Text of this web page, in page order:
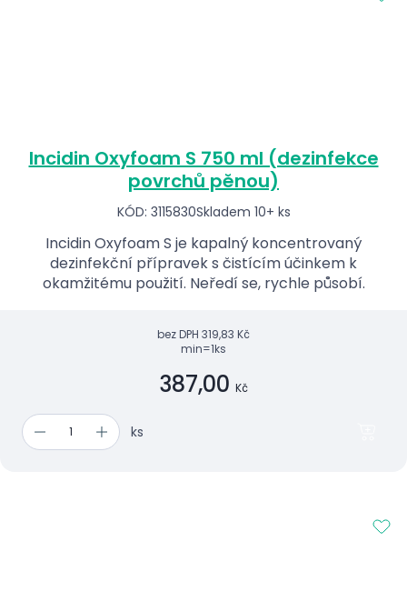
Incidin Oxyfoam S 750 ml (dezinfekce
povrchů pěnou)
KÓD: 3115830Skladem 10+ ks
Incidin Oxyfoam S je kapalný koncentrovaný
dezinfekční přípravek s čistícím účinkem k
okamžitému použití. Neředí se, rychle působí.
bez DPH 319,83 Kč
min=1ks
387,00 Kč
ks